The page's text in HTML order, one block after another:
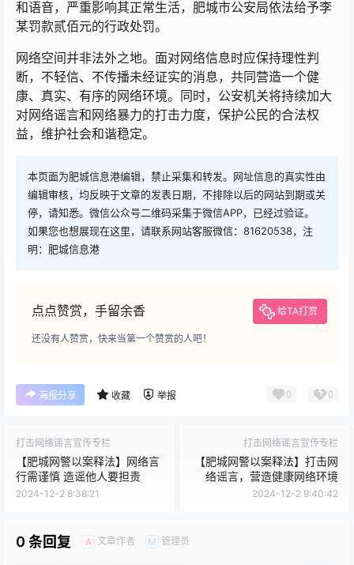
和语音，严重影响其正常生活，肥城市公安局依法给予李
某罚款贰佰元的行政处罚。
网络空间并非法外之地。面对网络信息时应保持理性判
断，不轻信、不传播未经证实的消息，共同营造一个健
康、真实、有序的网络环境。同时，公安机关将持续加大
对网络谣言和网络暴力的打击力度，保护公民的合法权
益，维护社会和谐稳定。
本页面为肥城信息港编辑，禁止采集和转发。网址信息的真实性由
编辑审核，均反映于文章的发表日期，不排除以后的网站到期或关
停，请知悉。微信公众号二维码采集于微信APP，已经过验证。
如果您也想展现在这里，请联系网站客服微信：81620538，注
明：肥城信息港
点点赞赏，手留余香 给TA打赏
还没有人赞赏，快来当第一个赞赏的人吧！
海报分享 收藏 举报 0 0
打击网络谣言宣传专栏
【肥城网警以案释法】网络言
行需谨慎 造谣他人要担责
2024-12-2 8:38:21
打击网络谣言宣传专栏
【肥城网警以案释法】打击网
络谣言，营造健康网络环境
2024-12-2 9:40:42
0 条回复 A 文章作者 M 管理员